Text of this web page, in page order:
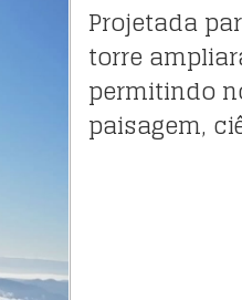
Projetada
torre
permitindo
paisagem,